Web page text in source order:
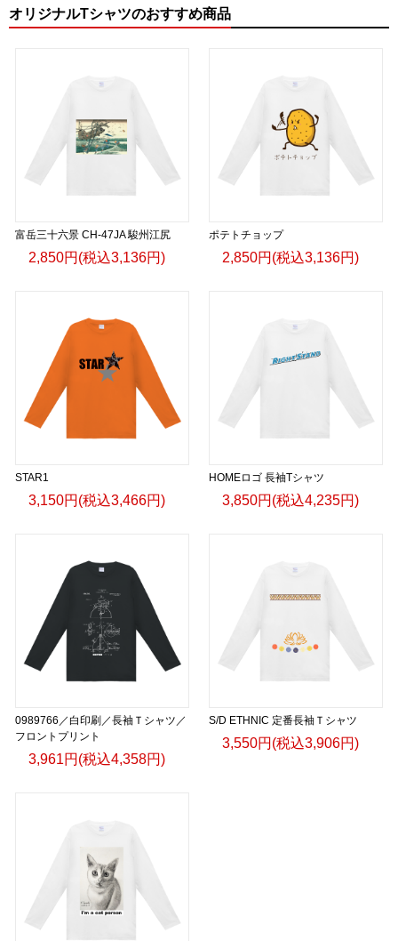
オリジナルTシャツのおすすめ商品
富岳三十六景 CH-47JA 駿州江尻
2,850円(税込3,136円)
ポテトチョップ
2,850円(税込3,136円)
STAR1
3,150円(税込3,466円)
HOMEロゴ 長袖Tシャツ
3,850円(税込4,235円)
0989766／白印刷／長袖Ｔシャツ／
フロントプリント
3,961円(税込4,358円)
S/D ETHNIC 定番長袖Ｔシャツ
3,550円(税込3,906円)